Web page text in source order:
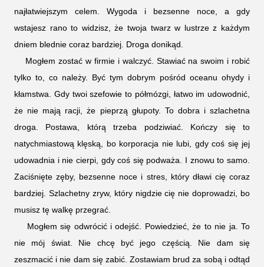
najłatwiejszym celem. Wygoda i bezsenne noce, a gdy
wstajesz rano to widzisz, że twoja twarz w lustrze z każdym
dniem blednie coraz bardziej. Droga donikąd.
Mogłem zostać w firmie i walczyć. Stawiać na swoim i robić
tylko to, co należy. Być tym dobrym pośród oceanu ohydy i
kłamstwa. Gdy twoi szefowie to półmózgi, łatwo im udowodnić,
że nie mają racji, że pieprzą głupoty. To dobra i szlachetna
droga. Postawa, którą trzeba podziwiać. Kończy się to
natychmiastową klęską, bo korporacja nie lubi, gdy coś się jej
udowadnia i nie cierpi, gdy coś się podważa. I znowu to samo.
Zaciśnięte zęby, bezsenne noce i stres, który dławi cię coraz
bardziej. Szlachetny zryw, który nigdzie cię nie doprowadzi, bo
musisz tę walkę przegrać.
Mogłem się odwrócić i odejść. Powiedzieć, że to nie ja. To
nie mój świat. Nie chcę być jego częścią. Nie dam się
zeszmacić i nie dam się zabić. Zostawiam brud za sobą i odtąd